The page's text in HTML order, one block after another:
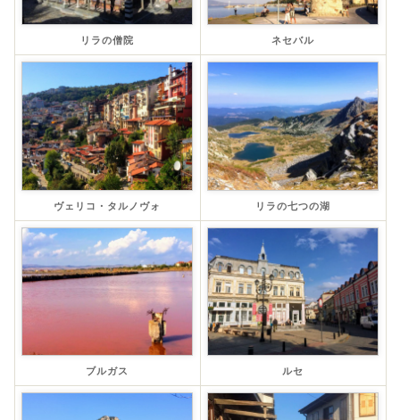
リラの僧院 ネセバル
ヴェリコ・タルノヴォ リラの七つの湖
ブルガス ルセ